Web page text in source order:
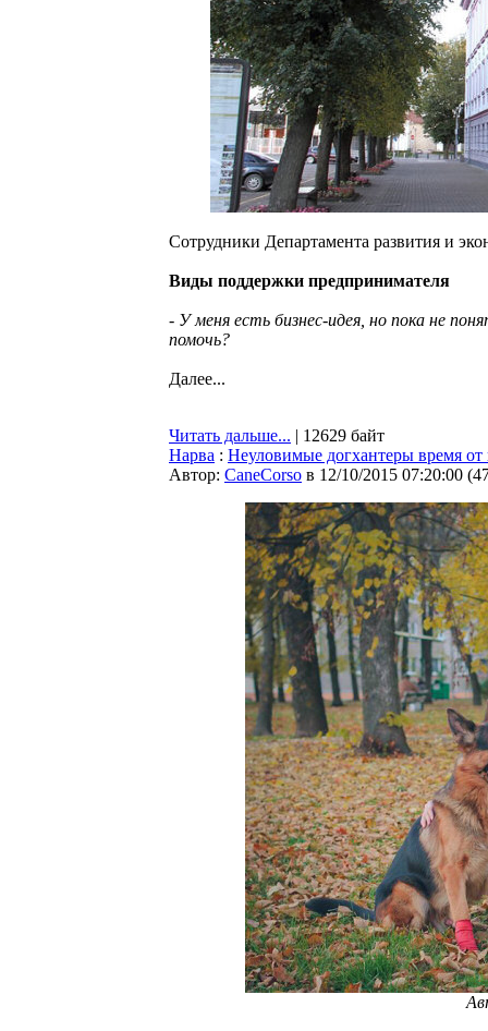
Сотрудники Департамента развития и
Виды поддержки предпринимателя
- У меня есть бизнес-идея, но пока не
помочь?
Далее...
Читать дальше... | 12629 байт
Нарва : Неуловимые догхантеры время от
Автор: CaneCorso в 12/10/2015 07:20:00 (